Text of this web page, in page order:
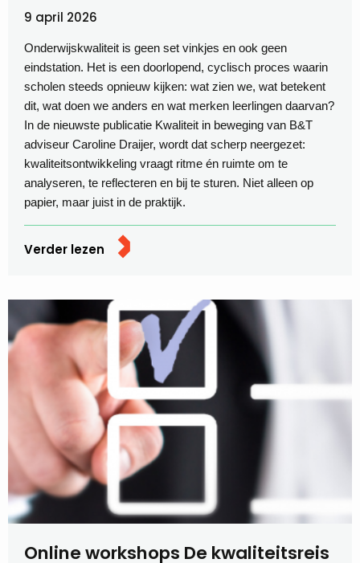
9 april 2026
Onderwijskwaliteit is geen set vinkjes en ook geen
eindstation. Het is een doorlopend, cyclisch proces waarin
scholen steeds opnieuw kijken: wat zien we, wat betekent
dit, wat doen we anders en wat merken leerlingen daarvan?
In de nieuwste publicatie Kwaliteit in beweging van B&T
adviseur Caroline Draijer, wordt dat scherp neergezet:
kwaliteitsontwikkeling vraagt ritme én ruimte om te
analyseren, te reflecteren en bij te sturen. Niet alleen op
papier, maar juist in de praktijk.
Verder lezen
Online workshops De kwaliteitsreis